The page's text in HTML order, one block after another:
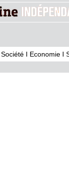
Société I Economie I